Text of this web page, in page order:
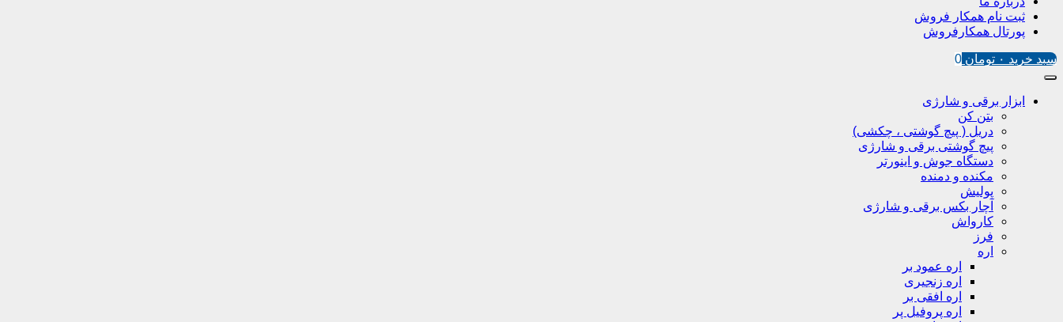
ثبت نام همکار فروش
پورتال همکارفروش
سبد خرید ۰ تومان 0
ابزار برقی و شارژی
بتن کن
دریل ( پیچ گوشتی ، چکشی)
پیچ گوشتی برقی و شارژی
دستگاه جوش و اینورتر
مکنده و دمنده
پولیش
آچار بکس برقی و شارژی
کارواش
فرز
اره
اره عمود بر
اره زنجیری
اره افقی بر
اره پروفیل پر